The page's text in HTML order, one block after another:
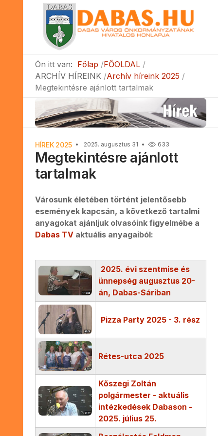
Ön itt van: Főlap
FŐOLDAL
ARCHÍV HÍREINK Archív híreink 2025
Megtekintésre ajánlott tartalmak
HÍREK 2025 2025. augusztus 31 633
Megtekintésre ajánlott
tartalmak
Városunk életében történt jelentősebb
események kapcsán, a következő tartalmi
anyagokat ajánljuk olvasóink figyelmébe a
Dabas TV aktuális anyagaiból:
2025. évi szentmise és
ünnepség augusztus 20-
án, Dabas-Sáriban
Pizza Party 2025 - 3. rész
Rétes-utca 2025
Kőszegi Zoltán
polgármester - aktuális
intézkedések Dabason -
2025. július 25.